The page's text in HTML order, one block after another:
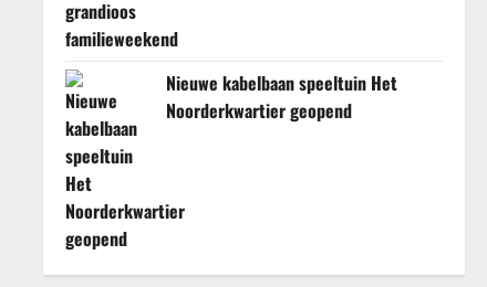
Nieuwe kabelbaan speeltuin Het
Noorderkwartier geopend